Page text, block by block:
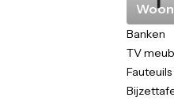
Banken
TV
Fauteuils